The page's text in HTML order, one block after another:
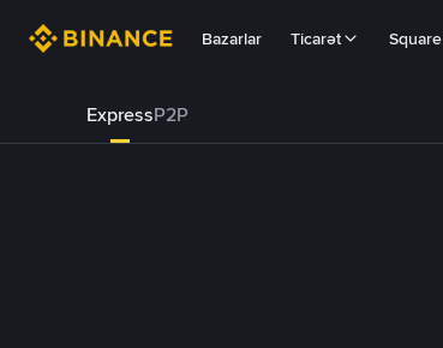
Bazarlar Ticarət Square
ExpressP2P